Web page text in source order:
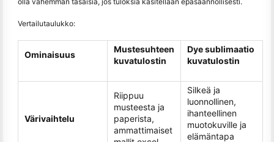
Vertailutaulukko:
Ominaisuus
Mustesuhteen
kuvatulostin
Dye sublimaatio
kuvatulostin
Värivaihtelu
Riippuu
musteesta ja
paperista,
ammattimaiset
Silkeä ja
luonnollinen,
ihanteellinen
muotokuville ja
elämäntapa